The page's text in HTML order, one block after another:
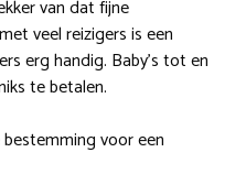
van dat fijne
veel reizigers is een
erg handig. Baby’s tot en
te betalen.
voor een